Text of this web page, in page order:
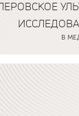
В